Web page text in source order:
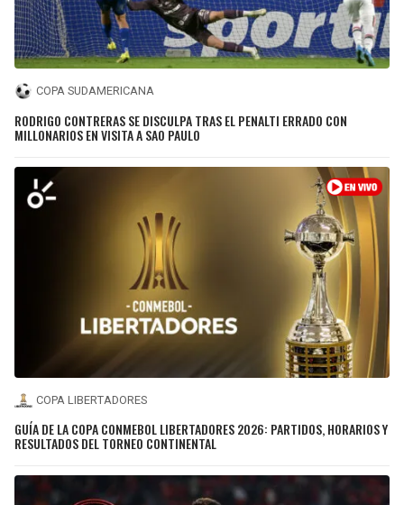
COPA SUDAMERICANA
RODRIGO CONTRERAS SE DISCULPA TRAS EL PENALTI ERRADO CON
MILLONARIOS EN VISITA A SAO PAULO
COPA LIBERTADORES
GUÍA DE LA COPA CONMEBOL LIBERTADORES 2026: PARTIDOS, HORARIOS Y
RESULTADOS DEL TORNEO CONTINENTAL